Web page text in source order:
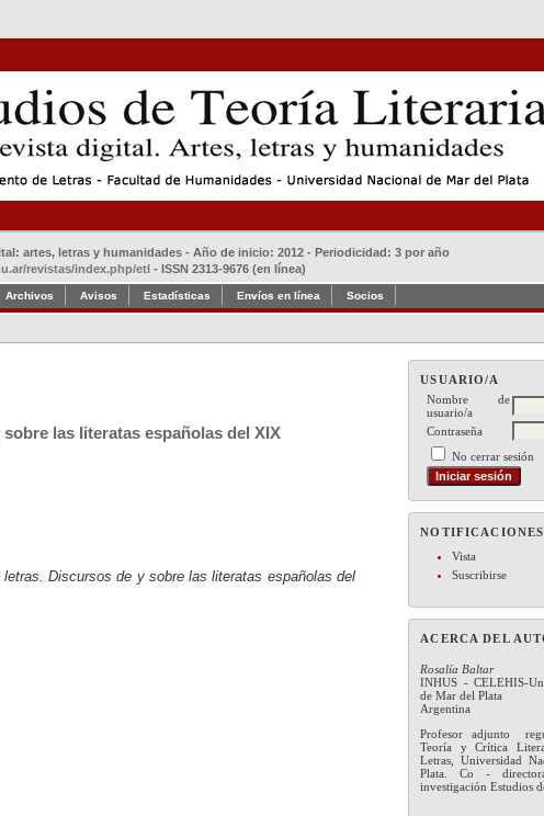
artes, letras y humanidades - Año de inicio: 2012 - Periodicidad: 3 por año
revistas/index.php/etl - ISSN 2313-9676 (en línea)
USUARIO/A
Nombre de
usuario/a
Contraseña
No cerrar sesión
NOTIFICACIONES
Vista
Suscribirse
ACERCA DEL
Rosalía Baltar
INHUS - CELEHIS-
de Mar del Plata
Argentina
Profesor adjunto
Teoría y Crítica
Letras, Universidad
Plata. Co -
investigación Estudios
Archivos Avisos Estadísticas Envíos en línea Socios
las literatas españolas del XIX
Discursos de y sobre las literatas españolas del